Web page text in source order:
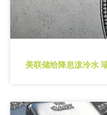
美联储给降息泼冷水